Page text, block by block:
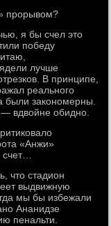
прорывом?
я бы счел это
победу
лучше
В принципе,
реального
были закономерны.
вдвойне обидно.
«Анжи»
что стадион
выдвижную
мы бы избежали
Ананидзе
пенальти.